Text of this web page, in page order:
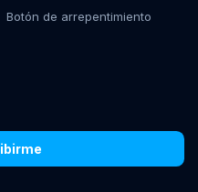
Botón de arrepentimiento